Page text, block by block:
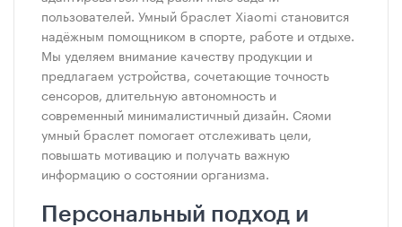
пользователей. Умный браслет Xiaomi становится
надёжным помощником в спорте, работе и отдыхе.
Мы уделяем внимание качеству продукции и
предлагаем устройства, сочетающие точность
сенсоров, длительную автономность и
современный минималистичный дизайн. Сяоми
умный браслет помогает отслеживать цели,
повышать мотивацию и получать важную
информацию о состоянии организма.
Персональный подход и